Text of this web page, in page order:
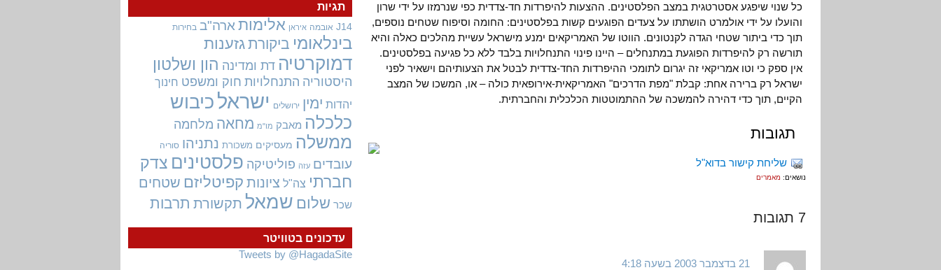
כל שנוי שיפגע אסטרטגית במצב הפלסטינים. ההצעות להיפרדות חד-צדדית כפי שנרמזו על ידי שרון
והועלו על ידי אולמרט הושתתו על צעדים הפוגעים קשות בפלסטינים: החומה וסיפוח שטחים נוספים,
תוך כדי ביתור שטחי הגדה לקנטונים. הווטו של האמריקאים ימנע מישראל עשיית מהלכים כאלה והיא
תורשה רק להיפרדות הפוגעת במתנחלים – היינו פינוי התנחלויות בלבד ללא כל פגיעה בפלסטינים.
אין ספק כי וטו אמריקאי זה יגרום לתומכי ההיפרדות החד-צדדית לבטל את הצעותיהם וישאיר לפני
ישראל רק ברירה אחת: קבלת "מפת הדרכים" האמריקאית-אירופאית כולה – או, המשכו של המצב
הקיים, תוך כדי דהירה להמשכה של ההתמוטטות הכלכלית והחברתית.
תגובות
שליחת קישור בדוא"ל
נושאים: מאמרים
7 תגובות
21 בדצמבר 2003 בשעה 4:18
עדכונים בטוויטר
Tweets by @HagadaSite
תגיות
J14 אובמה איראן אלימות ארה"ב בחירות
בינלאומי ביקורתגזענות
דמוקרטיה דת ומדינה הון ושלטון
היסטוריה התנחלויות חוק ומשפט חינוך
יהדות ימין ירושלים ישראל כיבוש
כלכלה מאבק מו"מ מחאה מלחמה
ממשלה מעסיקים משכורת נתניהו סוריה
עובדים עזה פוליטיקה פלסטינים צדק
חברתי צה"ל ציונות קפיטליזם שטחים
שכר שלום שמאל תקשורת תרבות